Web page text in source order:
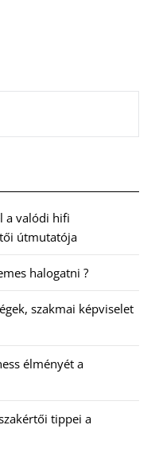
a valódi hifi
útmutatója
halogatni ?
szakmai képviselet
élményét a
tippei a